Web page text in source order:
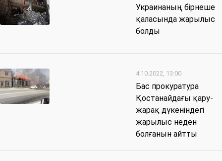
Украинаның бірнеше
қаласында жарылыс
болды
4.10.2022, 13:00
Бас прокуратура
Қостанайдағы қару-
жарақ дүкеніндегі
жарылыс неден
болғанын айтты